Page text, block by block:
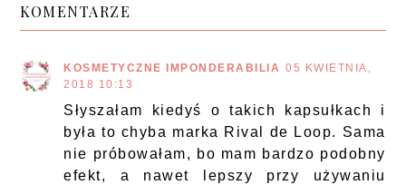
KOMENTARZE
KOSMETYCZNE IMPONDERABILIA
05 KWIETNIA,
2018 10:13
Słyszałam kiedyś o takich kapsułkach i
była to chyba marka Rival de Loop. Sama
nie próbowałam, bo mam bardzo podobny
efekt, a nawet lepszy przy używaniu